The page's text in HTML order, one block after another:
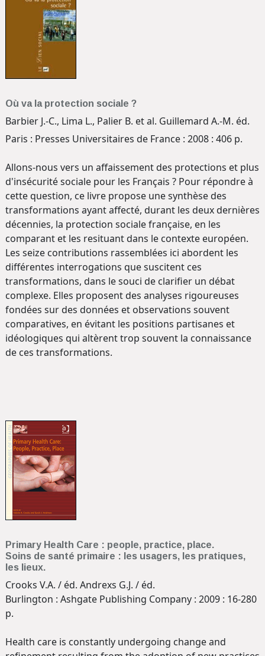
Où va la protection sociale ?
Barbier J.-C., Lima L., Palier B. et al. Guillemard A.-M. éd.
Paris : Presses Universitaires de France : 2008 : 406 p.
Allons-nous vers un affaissement des protections et plus
d'insécurité sociale pour les Français ? Pour répondre à
cette question, ce livre propose une synthèse des
transformations ayant affecté, durant les deux dernières
décennies, la protection sociale française, en les
comparant et les resituant dans le contexte européen.
Les seize contributions rassemblées ici abordent les
différentes interrogations que suscitent ces
transformations, dans le souci de clarifier un débat
complexe. Elles proposent des analyses rigoureuses
fondées sur des données et observations souvent
comparatives, en évitant les positions partisanes et
idéologiques qui altèrent trop souvent la connaissance
de ces transformations.
Primary Health Care : people, practice, place.
Soins de santé primaire : les usagers, les pratiques,
les lieux.
Crooks V.A. / éd. Andrexs G.J. / éd.
Burlington : Ashgate Publishing Company : 2009 : 16-280
p.
Health care is constantly undergoing change and